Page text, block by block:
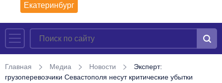
Екатеринбург
Главная Медиа Новости
Эксперт:
грузоперевозчики Севастополя несут критические убытки